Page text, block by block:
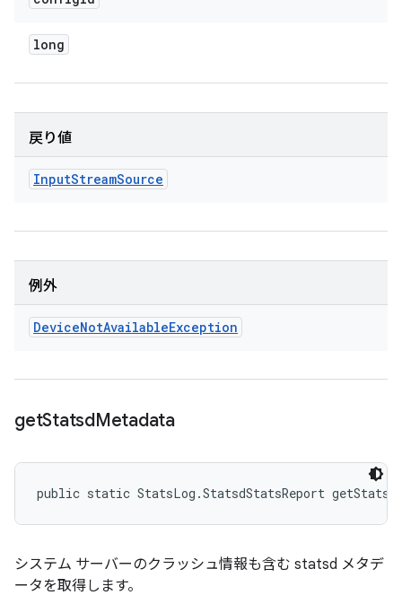
long
戻り値
InputStreamSource
例外
DeviceNotAvailableException
getStatsdMetadata
public static StatsLog.StatsdStatsReport
システム サーバーのクラッシュ情報も含む statsd メタデ
ータを取得します。